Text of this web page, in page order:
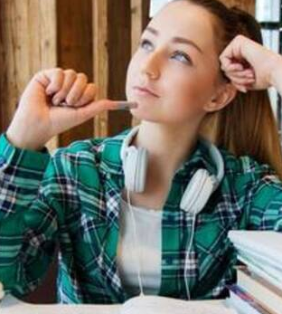
पढ़ाई करने की सोच रहे
04:46 pm
कम समय होता हैं और वे एक समय में
से आप कहीं से भी अपने अनुसार पढ़ाई
हैं, वहीं दूसरी तरह इसके कई
ध्यान